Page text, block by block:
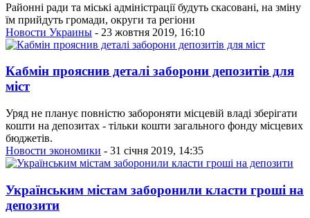
Районні ради та міські адміністрації будуть скасовані, на зміну
їм прийдуть громади, округи та регіони
Новости Украины - 23 жовтня 2019, 16:10
Кабмін прояснив деталі заборони депозитів для
міст
Уряд не планує повністю забороняти місцевій владі зберігати
кошти на депозитах - тільки кошти загального фонду місцевих
бюджетів.
Новости экономики - 31 січня 2019, 14:35
Українським містам заборонили класти гроші на
депозити